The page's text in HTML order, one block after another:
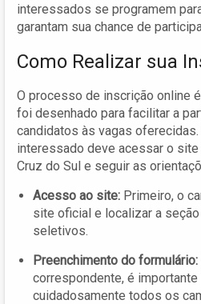
interessados se programem
garantam sua chance de
Como Realizar sua
O processo de inscrição online
foi desenhado para facilitar a
candidatos às vagas
interessado deve acessar o
Cruz do Sul e seguir as
Acesso ao site: Primeiro, o
site oficial e localizar a
seletivos.
Preenchimento do formulário:
correspondente, é importante
cuidadosamente todos os